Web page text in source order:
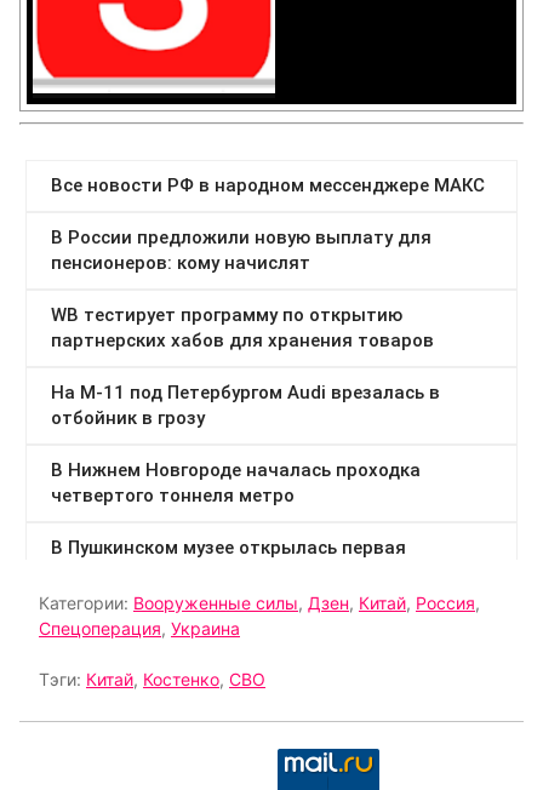
Категории: Вооруженные силы, Дзен, Китай, Россия,
Спецоперация, Украина
Тэги: Китай, Костенко, СВО